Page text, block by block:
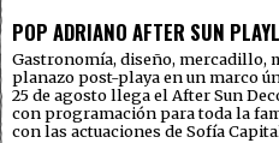
POP ADRIANO AFTER SUN
Gastronomía, diseño, mercadillo,
planazo post-playa en un marco
25 de agosto llega el After Sun
con programación para toda la
con las actuaciones de Sofía